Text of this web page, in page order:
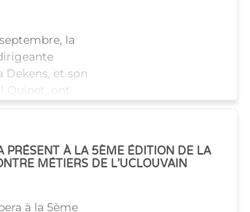
la
Dekens, et son
Quinet, ont
Cet
c
PRÉSENT À LA 5ÈME ÉDITION DE LA
MÉTIERS DE L’UCLOUVAIN
à la 5ème